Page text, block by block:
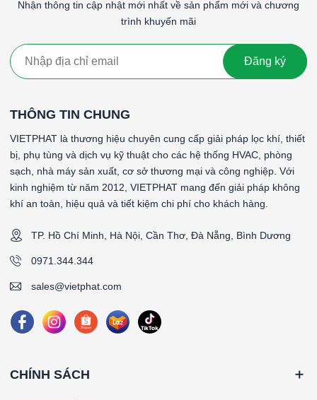
trong nhiều ứng dụng công nghiệp và dân dụng.
nhôm 200x200x10mmLọc thô G2 khung nhôm
200x200x10mm
*Cấp độ lọc: G2 theo tiêu chuẩn EN 779: 2012
*Vật liệu lọc: Sợi tổng hợp
*Vật liệu khung: Khung nhôm dập 1mm
*Gasket (ron): Không có gasket (ron)
*Lưới bảo vệ: Tôn kẽm 2 mặt gió
*Vận tốc gió bề mặt: 2.5 m/s
*Độ tổn thất áp suất ban đầu: 85Pa (+-15%)
*Độ tổn thất áp suất khuyến nghị thay thế: 250Pa
*Lưu lượng: 400CMH
####
Nhận thông tin cập nhật mới nhất về sản phẩm mới và chương
trình khuyến mãi
Đăng ký
THÔNG TIN CHUNG
VIETPHAT là thương hiệu chuyên cung cấp giải pháp lọc khí, thiết
bị, phụ tùng và dịch vụ kỹ thuật cho các hệ thống HVAC, phòng
sạch, nhà máy sản xuất, cơ sở thương mại và công nghiệp. Với
kinh nghiệm từ năm 2012, VIETPHAT mang đến giải pháp không
khí an toàn, hiệu quả và tiết kiệm chi phí cho khách hàng.
TP. Hồ Chí Minh, Hà Nội, Cần Thơ, Đà Nẵng, Bình Dương
0971.344.344
sales@vietphat.com
CHÍNH SÁCH